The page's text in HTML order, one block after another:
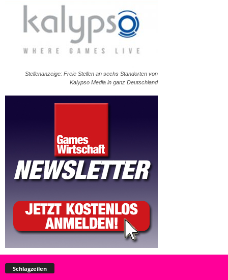
Stellenanzeige: Freie Stellen an sechs Standorten von
Kalypso Media in ganz Deutschland
Schlagzeilen